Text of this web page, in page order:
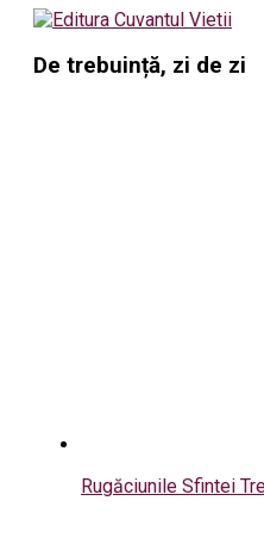
De trebuință, zi de zi
Rugăciunile Sfintei